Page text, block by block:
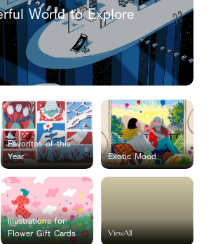
World to Explore
Favorites of this
Year
Exotic Mood
Illustrations for
Flower Gift Cards
ViewAll